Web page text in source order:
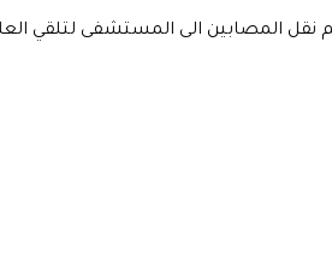
نقل المصابين الى المستشفى لتلقي